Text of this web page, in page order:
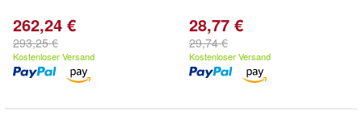
262,24 €
293,25 €
Kostenloser Versand
28,77 €
29,74 €
Kostenloser Versand